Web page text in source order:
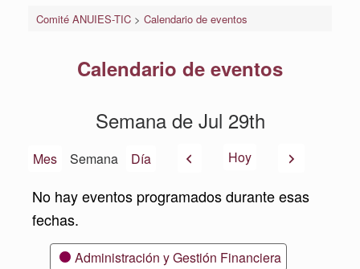
Comité ANUIES-TIC> Calendario de eventos
Calendario de eventos
Semana de Jul 29th
Mes Semana Día AnteriorHoy Siguiente
No hay eventos programados durante esas
fechas.
CategoríasAdministración y Gestión Financiera